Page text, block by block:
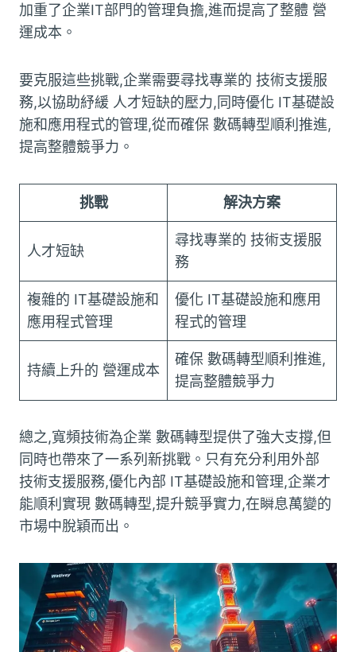
加重了企業IT部門的管理負擔,進而提高了整體 營
運成本。
要克服這些挑戰,企業需要尋找專業的 技術支援服
務,以協助紓緩 人才短缺的壓力,同時優化 IT基礎設
施和應用程式的管理,從而確保 數碼轉型順利推進,
提高整體競爭力。
挑戰 解決方案
人才短缺
尋找專業的 技術支援服
務
複雜的 IT基礎設施和
應用程式管理
優化 IT基礎設施和應用
程式的管理
持續上升的 營運成本
確保 數碼轉型順利推進,
提高整體競爭力
總之,寬頻技術為企業 數碼轉型提供了強大支撐,但
同時也帶來了一系列新挑戰。只有充分利用外部
技術支援服務,優化內部 IT基礎設施和管理,企業才
能順利實現 數碼轉型,提升競爭實力,在瞬息萬變的
市場中脫穎而出。